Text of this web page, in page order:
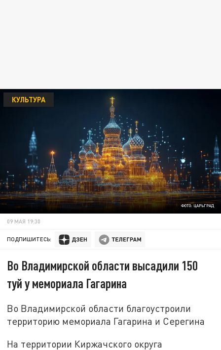
ФОТО: ЦАРЬГРАД
КУЛЬТУРА
09 МАЯ 19:30
ПОДПИШИТЕСЬ:
Во Владимирской области высадили 150
туй у мемориала Гагарина
Во Владимирской области благоустроили
территорию мемориала Гагарина и Серегина
На территории Киржачского округа